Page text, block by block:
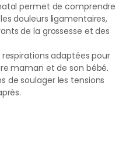
permet de comprendre
douleurs ligamentaires,
de la grossesse et des
adaptées pour
maman et de son bébé.
de soulager les tensions